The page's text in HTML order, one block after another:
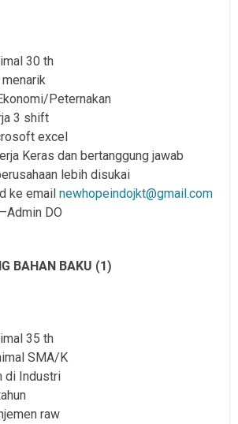
30 th
Peternakan
3 shift
excel
Keras dan bertanggung jawab
lebih disukai
ke email newhopeindojkt@gmail.com
DO
BAHAN BAKU (1)
35 th
SMA/K
di Industri
raw